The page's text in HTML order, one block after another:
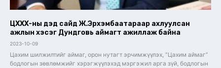
ЦХХХ-ны дэд сайд Ж.Эрхэмбаатараар ахлуулсан
ажлын хэсэг Дундговь аймагт ажиллаж байна
2023-10-09
Цахим шилжилтийг аймаг, орон нутагт эрчимжүүлэх, “Цахим аймаг”
бодлогын зөвлөмжийг хэрэгжүүлэхэд мэргэжил арга зүй, бодлогын